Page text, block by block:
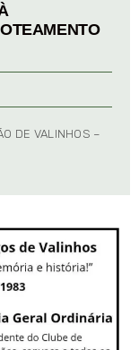
DE VALINHOS –